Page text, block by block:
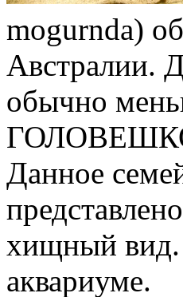
mogurnda)
Австралии.
обычно
Данное
хищный вид.
аквариуме.